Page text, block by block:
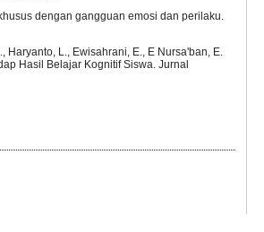
dengan gangguan emosi dan perilaku.
Haryanto, L., Ewisahrani, E., E Nursa'ban, E.
Hasil Belajar Kognitif Siswa. Jurnal